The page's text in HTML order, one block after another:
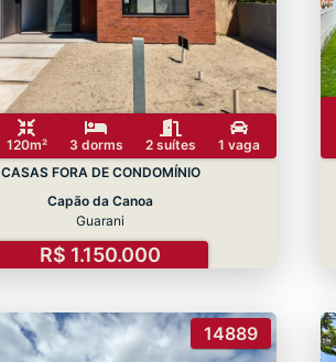
120m² 3 dorms 2 suítes
1 vaga
CASAS FORA DE CONDOMÍNIO
Capão da Canoa
Guarani
R$ 1.150.000
14889